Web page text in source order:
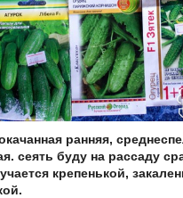
ранняя,
. сеять буду на рассаду
крепенькой,